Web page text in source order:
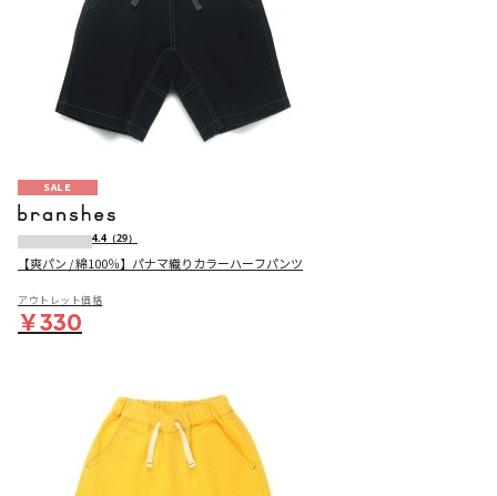
SALE
4.4 （29）
【爽パン / 綿100％】パナマ織りカラーハーフパンツ
アウトレット価格
￥330